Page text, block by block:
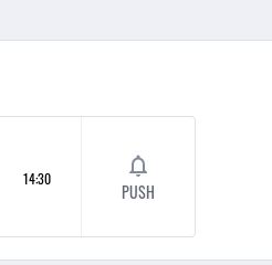
14:30
PUSH